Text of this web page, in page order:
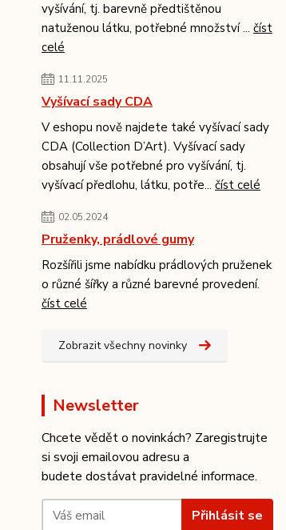
vyšívání, tj. barevně předtištěnou
natuženou látku, potřebné množství ... číst
celé
11.11.2025
Vyšívací sady CDA
V eshopu nově najdete také vyšívací sady
CDA (Collection D’Art). Vyšívací sady
obsahují vše potřebné pro vyšívání, tj.
vyšívací předlohu, látku, potře... číst celé
02.05.2024
Pruženky, prádlové gumy
Rozšířili jsme nabídku prádlových pruženek
o různé šířky a různé barevné provedení.
číst celé
Zobrazit všechny novinky
Newsletter
Chcete vědět o novinkách? Zaregistrujte
si svoji emailovou adresu a
budete dostávat pravidelné informace.
Přihlásit se